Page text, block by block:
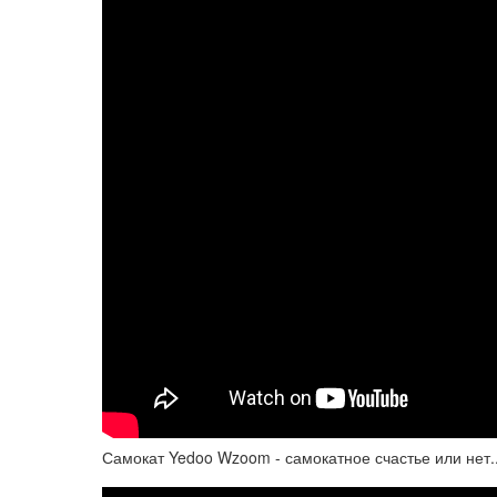
Самокат Yedoo Wzoom - самокатное счастье или